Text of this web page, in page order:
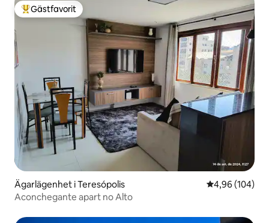
Populär gästfavorit
Gästfavorit
Ägarlägenhet i Teresópolis 4,96 av 5 i
4,96 (104)
Aconchegante apart no Alto